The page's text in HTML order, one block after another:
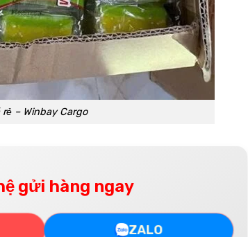
– Winbay Cargo
gửi hàng ngay
ZALO